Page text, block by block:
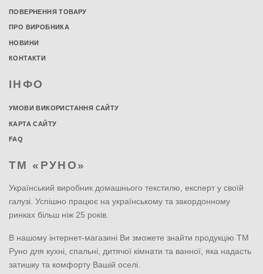
ПОВЕРНЕННЯ ТОВАРУ
ПРО ВИРОБНИКА
НОВИНИ
КОНТАКТИ
ІНФО
УМОВИ ВИКОРИСТАННЯ САЙТУ
КАРТА САЙТУ
FAQ
ТМ «РУНО»
Український виробник домашнього текстилю, експерт у своїй
галузі. Успішно працює на українському та закордонному
ринках більш ніж 25 років.
В нашому інтернет-магазині Ви зможете знайти продукцію ТМ
Руно для кухні, спальні, дитячої кімнати та ванної, яка надасть
затишку та комфорту Вашій оселі.